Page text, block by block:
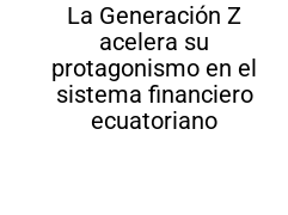
La Generación Z
acelera su
protagonismo en el
sistema financiero
ecuatoriano